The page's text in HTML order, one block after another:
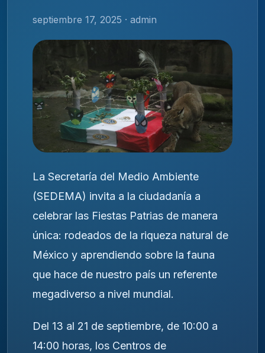
septiembre 17, 2025 · admin
La Secretaría del Medio Ambiente
(SEDEMA) invita a la ciudadanía a
celebrar las Fiestas Patrias de manera
única: rodeados de la riqueza natural de
México y aprendiendo sobre la fauna
que hace de nuestro país un referente
megadiverso a nivel mundial.
Del 13 al 21 de septiembre, de 10:00 a
14:00 horas, los Centros de